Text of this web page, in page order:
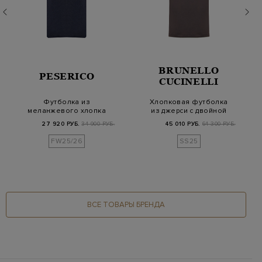
PESERICO
Футболка из
меланжевого хлопка
ка…
27 920 РУБ. 34 900 РУБ.
FW25/26
BRUNELLO
CUCINELLI
Хлопковая футболка
из джерси с двойной
45 010 РУБ. 64 300 РУБ.
SS25
ВСЕ ТОВАРЫ БРЕНДА